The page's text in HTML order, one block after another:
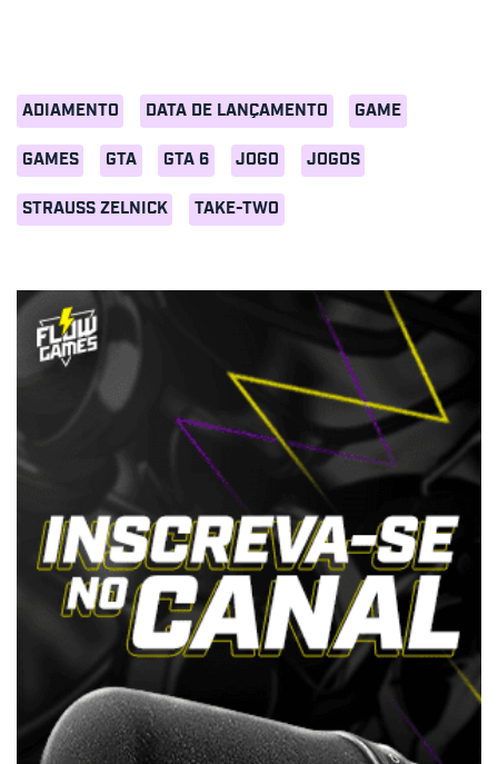
ADIAMENTO DATA DE LANÇAMENTO GAME
GAMES GTA GTA 6 JOGO JOGOS
STRAUSS ZELNICK TAKE-TWO